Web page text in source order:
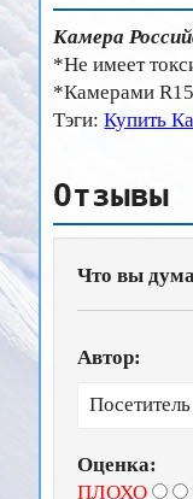
Камера
*Не имеет
*Камерами
Тэги:Купить
Отзывы
Что вы
Автор:
Оценка:
ПЛОХО